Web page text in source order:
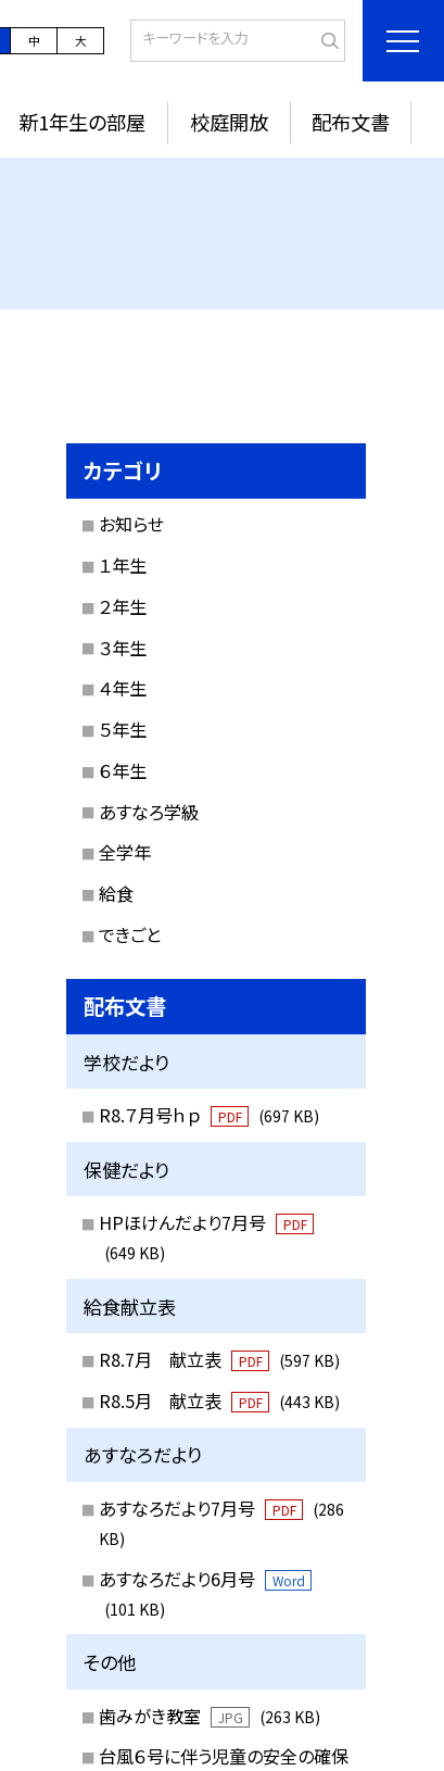
中 大
新1年生の部屋 校庭開放 配布文書
カテゴリ
お知らせ
１年生
２年生
３年生
４年生
５年生
６年生
あすなろ学級
全学年
給食
できごと
配布文書
学校だより
R8.７月号ｈｐ PDF (697 KB)
保健だより
HPほけんだより7月号 PDF
(649 KB)
給食献立表
R8.7月 献立表 PDF (597 KB)
R8.5月 献立表 PDF (443 KB)
あすなろだより
あすなろだより7月号 PDF
(286
KB)
あすなろだより6月号 Word
(101 KB)
その他
歯みがき教室 JPG (263 KB)
台風６号に伴う児童の安全の確保